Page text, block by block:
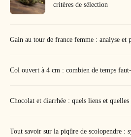
critères de sélection
Gain au tour de france femme : analyse et
Col ouvert à 4 cm : combien de temps
Chocolat et diarrhée : quels liens et
Tout savoir sur la piqûre de scolopendre :